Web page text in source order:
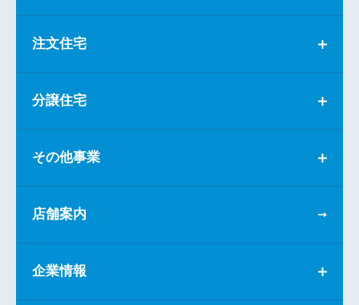
注文住宅
分譲住宅
その他事業
店舗案内
企業情報